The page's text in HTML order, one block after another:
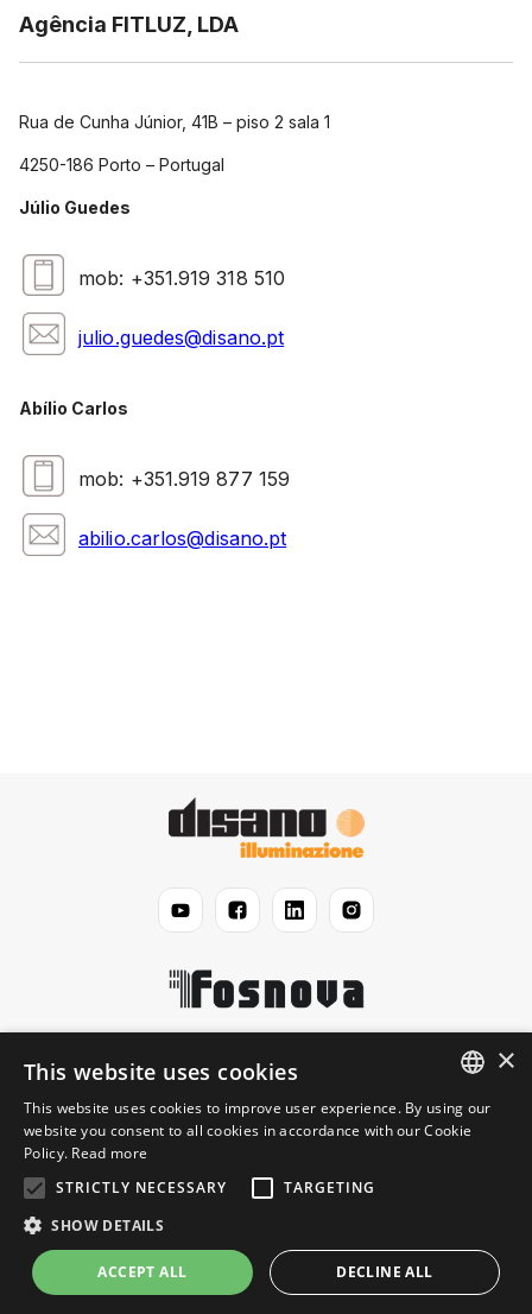
Agência FITLUZ, LDA
Rua de Cunha Júnior, 41B – piso 2 sala 1
4250-186 Porto – Portugal
Júlio Guedes
mob: +351.919 318 510
julio.guedes@disano.pt
Abílio Carlos
mob: +351.919 877 159
abilio.carlos@disano.pt
Disano
Юридический
Информация
© 2026 Disano Illuminazione S.p.A. - P.IVA 06191460150
ENGLISH
×
This website uses cookies
This website uses cookies to improve user experience. By using our
website you consent to all cookies in accordance with our Cookie
Policy. Read more
STRICTLY NECESSARY
TARGETING
SHOW DETAILS
ACCEPT ALL DECLINE ALL